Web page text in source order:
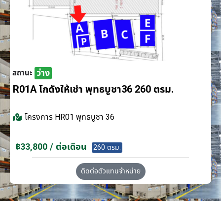
สถานะ ว่าง
R01A โกดังให้เช่า พุทธบูชา36 260 ตรม.
โครงการ HR01 พุทธบูชา 36
฿33,800 / ต่อเดือน 260 ตรม.
ติดต่อตัวแทนจำหน่าย